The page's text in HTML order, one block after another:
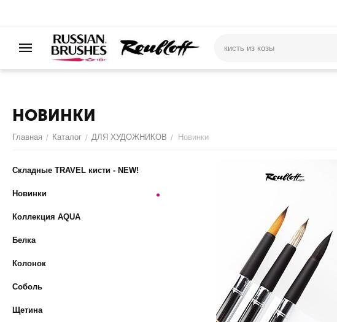
НОВИНКИ
Главная / Каталог / ДЛЯ ХУДОЖНИКОВ / Новинки
Складные TRAVEL кисти - NEW!
Новинки
Коллекция AQUA
Белка
Колонок
Соболь
Щетина